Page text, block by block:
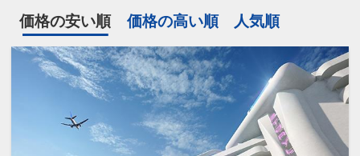
価格の安い順
価格の高い順 人気順